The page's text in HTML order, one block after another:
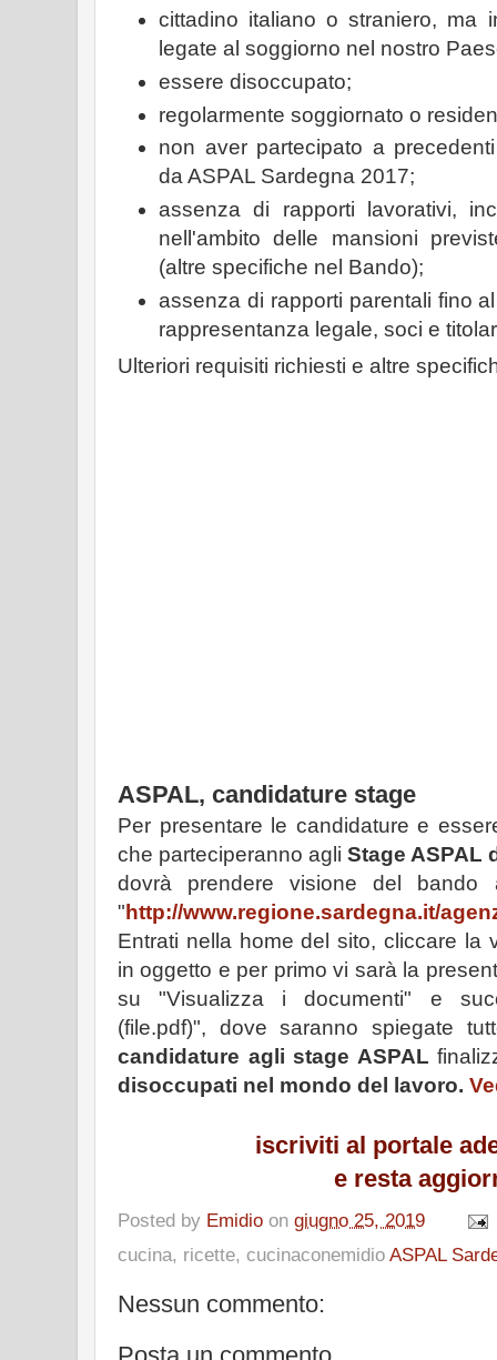
cittadino italiano o straniero, ma
legate al soggiorno nel nostro
essere disoccupato;
regolarmente soggiornato o
non aver partecipato a
da ASPAL Sardegna 2017;
assenza di rapporti lavorativi,
nell'ambito delle mansioni
(altre specifiche nel Bando);
assenza di rapporti parentali fino
rappresentanza legale, soci e
Ulteriori requisiti richiesti e altre
ASPAL, candidature stage
Per presentare le candidature e
che parteciperanno agli Stage ASPAL
dovrà prendere visione del bando
"http://www.regione.sardegna.it/
Entrati nella home del sito, cliccare la
in oggetto e per primo vi sarà la
su "Visualizza i documenti" e
(file.pdf)", dove saranno spiegate
candidature agli stage ASPAL
disoccupati nel mondo del lavoro.
iscriviti al portale
e resta
Posted by Emidio on giugno 25, 2019
cucina, ricette, cucinaconemidio ASPAL
Nessun commento: